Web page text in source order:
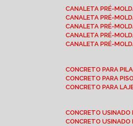
CANALETA PRÉ-
CANALETA PRÉ-
CANALETA PRÉ-
CANALETA PRÉ-
CANALETA PRÉ-
CONCRETO PARA
CONCRETO PARA
CONCRETO PARA
CONCRETO
CONCRETO